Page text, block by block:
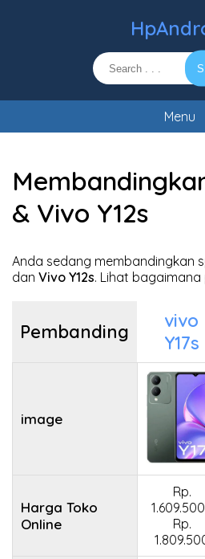
Menu
& Vivo Y12s
Anda sedang membandingkan
dan Vivo Y12s. Lihat
Pembanding
vivo
Y17s
image
Harga Toko
Online
Rp.
Rp.